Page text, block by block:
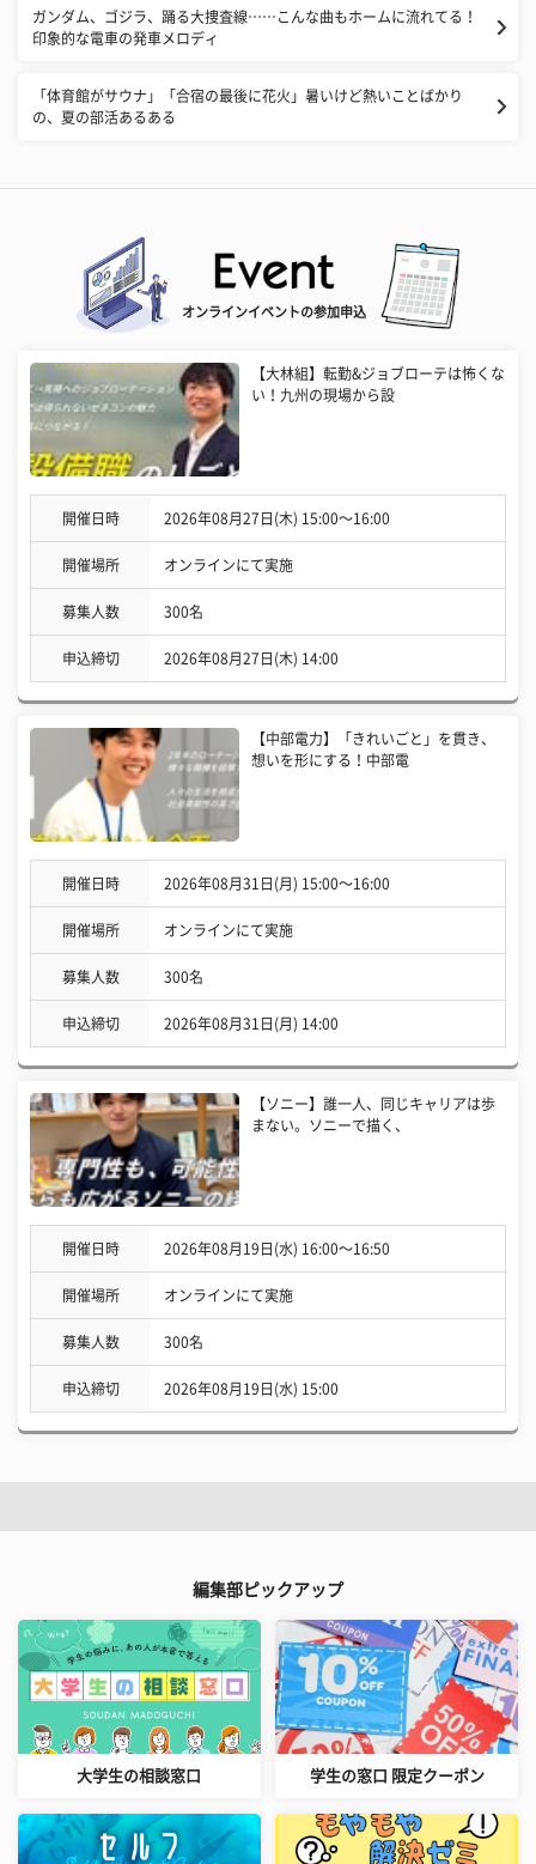
ガンダム、ゴジラ、踊る大捜査線……こんな曲もホームに流れてる！
印象的な電車の発車メロディ
「体育館がサウナ」「合宿の最後に花火」暑いけど熱いことばかり
の、夏の部活あるある
オンラインイベントの参加申込
【大林組】転勤&ジョブローテは怖くな
い！九州の現場から設
開催日時 2026年08月27日(木) 15:00〜16:00
開催場所 オンラインにて実施
募集人数 300名
申込締切 2026年08月27日(木) 14:00
【中部電力】「きれいごと」を貫き、
想いを形にする！中部電
開催日時 2026年08月31日(月) 15:00〜16:00
開催場所 オンラインにて実施
募集人数 300名
申込締切 2026年08月31日(月) 14:00
【ソニー】誰一人、同じキャリアは歩
まない。ソニーで描く、
開催日時 2026年08月19日(水) 16:00〜16:50
開催場所 オンラインにて実施
募集人数 300名
申込締切 2026年08月19日(水) 15:00
編集部ピックアップ
大学生の相談窓口 学生の窓口 限定クーポン